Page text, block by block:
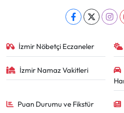
İzmir Nöbetçi Eczaneler
İzmir Namaz Vakitleri
Puan Durumu ve Fikstür